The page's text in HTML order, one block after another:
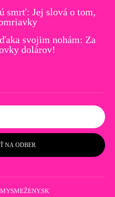
smrť: Jej slová o tom,
svojim nohám: Za
dolárov!
NA ODBER